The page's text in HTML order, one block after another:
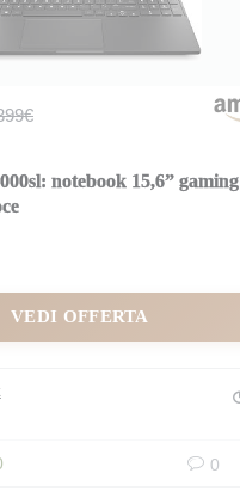
notebook 15,6” gaming
VEDI OFFERTA
0